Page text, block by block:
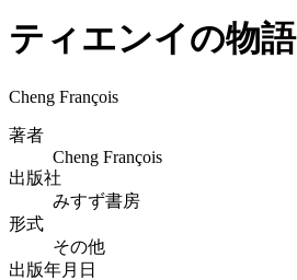
ティエンイの物語
Cheng François
著者
Cheng François
出版社
みすず書房
形式
その他
出版年月日